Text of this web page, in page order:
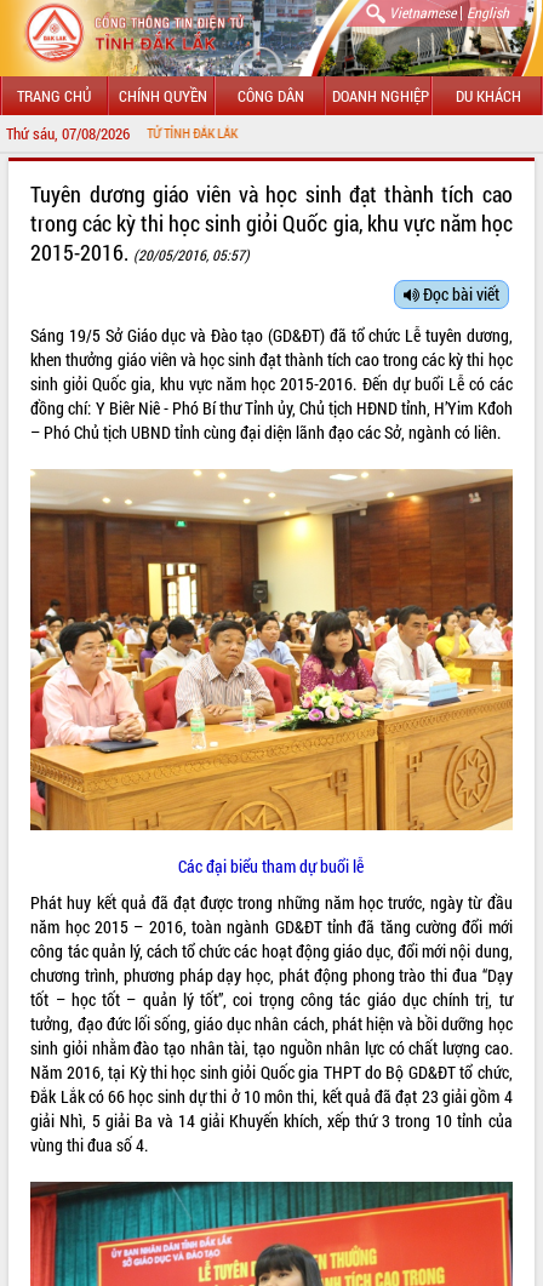
Vietnamese| English
TRANG CHỦ CHÍNH QUYỀN CÔNG DÂN DOANH NGHIỆP DU KHÁCH
Thứ sáu, 07/08/2026
LÃNH ĐẠO UBND TỈNH
SỞ, BAN, NGÀNH
UBND CÁC XÃ, PHƯỜNG
THÔNG TIN CHỈ ĐẠO ĐIỀU HÀNH
HỆ THỐNG VĂN BẢN
VĂN BẢN HĐND TỈNH
ĐIỂM TIN VĂN BẢN
QUY HOẠCH - KẾ HOẠCH
VIDEO
Không có file video nào để phát.
ALBUM ẢNH
Tuyên dương giáo viên và học sinh đạt thành tích cao
trong các kỳ thi học sinh giỏi Quốc gia, khu vực năm học
2015-2016. (20/05/2016, 05:57)
Đọc bài viết
Sáng 19/5 Sở Giáo dục và Đào tạo (GD&ĐT) đã tổ chức Lễ tuyên dương,
khen thưởng giáo viên và học sinh đạt thành tích cao trong các kỳ thi học
sinh giỏi Quốc gia, khu vực năm học 2015-2016. Đến dự buổi Lễ có các
đồng chí: Y Biêr Niê - Phó Bí thư Tỉnh ủy, Chủ tịch HĐND tỉnh, H’Yim Kđoh
– Phó Chủ tịch UBND tỉnh cùng đại diện lãnh đạo các Sở, ngành có liên.
Các đại biểu tham dự buổi lễ
Phát huy kết quả đã đạt được trong những năm học trước, ngày từ đầu
năm học 2015 – 2016, toàn ngành GD&ĐT tỉnh đã tăng cường đổi mới
công tác quản lý, cách tổ chức các hoạt động giáo dục, đổi mới nội dung,
chương trình, phương pháp dạy học, phát động phong trào thi đua “Dạy
tốt – học tốt – quản lý tốt”, coi trọng công tác giáo dục chính trị, tư
tưởng, đạo đức lối sống, giáo dục nhân cách, phát hiện và bồi dưỡng học
sinh giỏi nhằm đào tạo nhân tài, tạo nguồn nhân lực có chất lượng cao.
Năm 2016, tại Kỳ thi học sinh giỏi Quốc gia THPT do Bộ GD&ĐT tổ chức,
Đắk Lắk có 66 học sinh dự thi ở 10 môn thi, kết quả đã đạt 23 giải gồm 4
giải Nhì, 5 giải Ba và 14 giải Khuyến khích, xếp thứ 3 trong 10 tỉnh của
vùng thi đua số 4.